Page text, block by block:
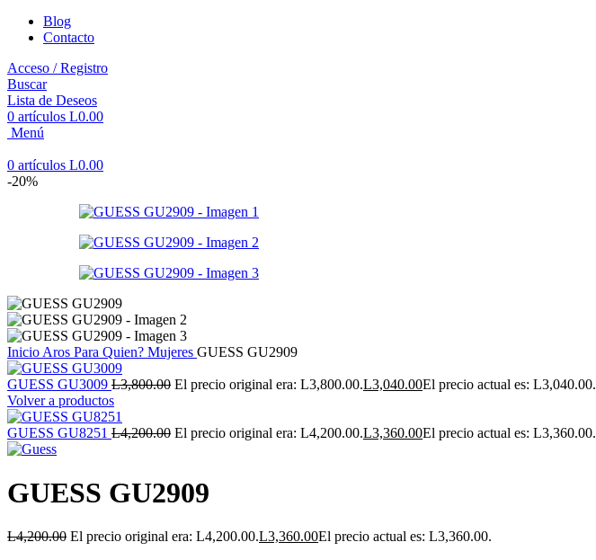
Blog
Contacto
Acceso / Registro
Buscar
Lista de Deseos
0 artículos L0.00
Menú
0 artículos L0.00
-20%
Inicio Aros Para Quien? Mujeres GUESS GU2909
GUESS GU3009 L3,800.00 El precio original era: L3,800.00.L3,040.00El precio actual es: L3,040.00.
Volver a productos
GUESS GU8251 L4,200.00 El precio original era: L4,200.00.L3,360.00El precio actual es: L3,360.00.
GUESS GU2909
L4,200.00 El precio original era: L4,200.00.L3,360.00El precio actual es: L3,360.00.